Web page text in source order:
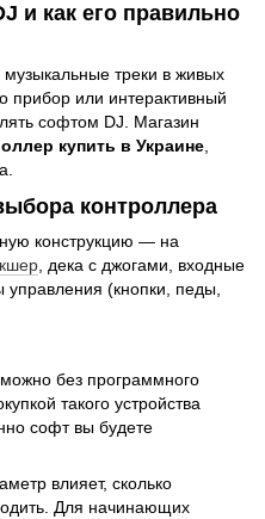
и как его правильно
треки в живых
прибор или интерактивный
софтом DJ. Магазин
купить в Украине
контроллера
конструкцию — на
, дека с джогами, входные
(кнопки, педы,
без программного
такого устройства
софт вы будете
влияет, сколько
Для начинающих